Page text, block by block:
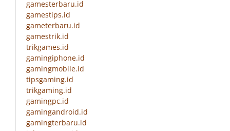
gamesterbaru.id
gamestips.id
gameterbaru.id
gamestrik.id
trikgames.id
gamingiphone.id
gamingmobile.id
tipsgaming.id
trikgaming.id
gamingpc.id
gamingandroid.id
gamingterbaru.id